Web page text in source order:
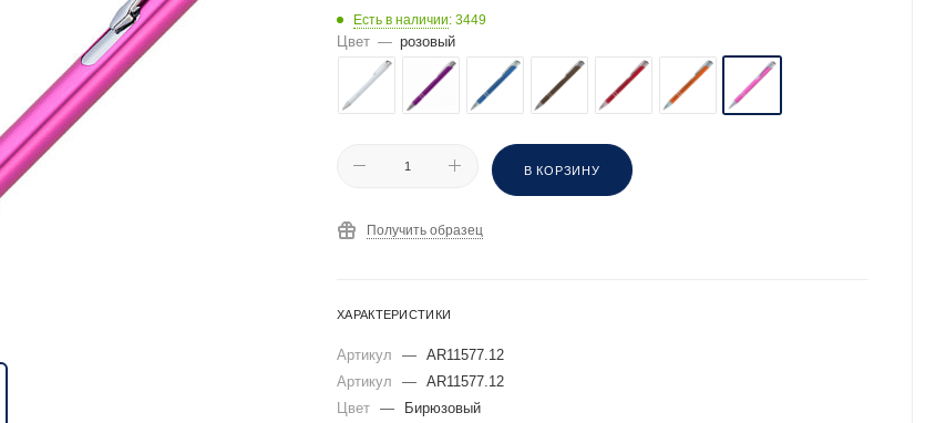
Есть в наличии: 3449
Цвет — розовый
В КОРЗИНУ
Получить образец
ХАРАКТЕРИСТИКИ
Артикул — AR11577.12
Артикул
— AR11577.12
Цвет —
Бирюзовый